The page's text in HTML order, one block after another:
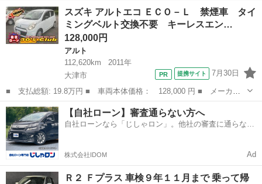
タインショック レ
ーダークルーズ グ
シートヒーター１８
Ｖ Ｂカメラパドル
ー２個 （車検整備
新
スズキ アルトエコ ＥＣＯ－Ｌ 禁煙車 タイ
ミングベルト交換不要 キーレスエン…
128,000円
アルト
112,620km
2011年
大津市
提携サイト 7月30日
■ 支払総額: 19.8万円 ■ 車両本体価格： 128,000 円 ■ メーカー
名： スズキ ■ 車種名： アルトエコ ■ グレード名： ＥＣＯ－
Ｌ 禁煙車 タイミングベルト交換不要 キーレスエントリーキー
アイドリング...
滋賀 大津市 アルト 説明書
【自社ローン】審査通らない方へ
自社ローンなら「じしゃロン」。他社の審査に通らなか
株式会社IDOM Ad
Ｒ２ Ｆプラス 車検９年１１月まで 乗って帰